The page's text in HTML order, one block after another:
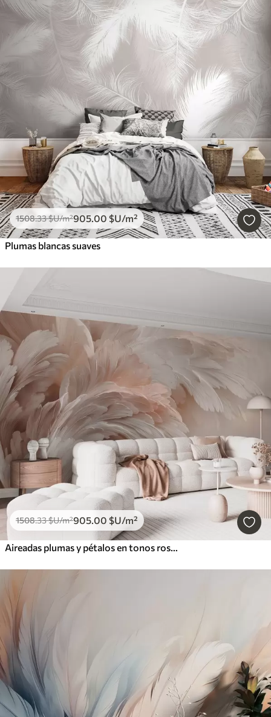
1508.33$U/m²905.00 $U/m²
Plumas blancas suaves
1508.33$U/m²905.00 $U/m²
Aireadas plumas y pétalos en tonos rosa crema